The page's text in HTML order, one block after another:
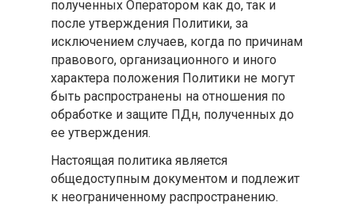
полученных Оператором как до, так и
после утверждения Политики, за
исключением случаев, когда по причинам
правового, организационного и иного
характера положения Политики не могут
быть распространены на отношения по
обработке и защите ПДн, полученных до
ее утверждения.
Настоящая политика является
общедоступным документом и подлежит
к неограниченному распространению.